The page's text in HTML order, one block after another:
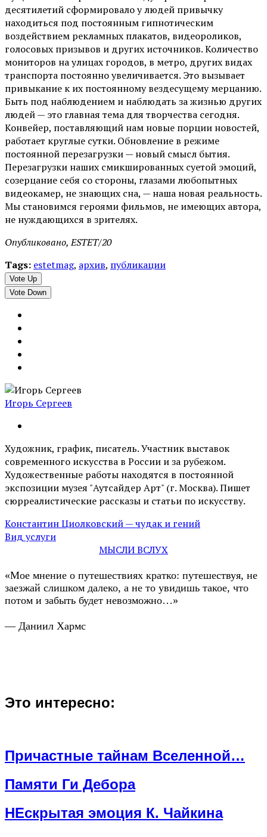
десятилетий сформировало у людей привычку
находиться под постоянным гипнотическим
воздействием рекламных плакатов, видеороликов,
голосовых призывов и других источников. Количество
мониторов на улицах городов, в метро, других видах
транспорта постоянно увеличивается. Это вызывает
привыкание к их постоянному вездесущему мерцанию.
Быть под наблюдением и наблюдать за жизнью других
людей — это главная тема для творчества сегодня.
Конвейер, поставляющий нам новые порции новостей,
работает круглые сутки. Обновление в режиме
постоянной перезагрузки — новый смысл бытия.
Перезагрузки наших смикшированных суетой эмоций,
созерцание себя со стороны, глазами любопытных
видеокамер, не знающих сна, — наша новая реальность.
Мы становимся героями фильмов, не имеющих автора,
не нуждающихся в зрителях.
Опубликовано, ESTET/20
Tags: estetmag, архив, публикации
Vote Up
Vote Down
Игорь Сергеев
Художник, график, писатель. Участник выставок
современного искусства в России и за рубежом.
Художественные работы находятся в постоянной
экспозиции музея "Аутсайдер Арт" (г. Москва). Пишет
сюрреалистические рассказы и статьи по искусству.
Константин Циолковский — чудак и гений
Вид услуги
МЫСЛИ ВСЛУХ
«Мое мнение о путешествиях кратко: путешествуя, не
заезжай слишком далеко, а не то увидишь такое, что
потом и забыть будет невозможно…»
— Даниил Хармс
Это интересно:
Причастные тайнам Вселенной…
Памяти Ги Дебора
НЕскрытая эмоция К. Чайкина